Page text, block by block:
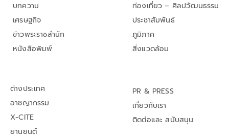
บทความ
เศรษฐกิจ
ข่าวพระราชสำนัก
หนังสือพิมพ์
ท่องเที่ยว – ศิลปวัฒนธรรม
ประชาสัมพันธ์
ภูมิภาค
สิ่งแวดล้อม
ต่างประเทศ
อาชญากรรม
X-CITE
ยานยนต์
PR & PRESS
เกี่ยวกับเรา
ติดต่อและ สนับสนุน